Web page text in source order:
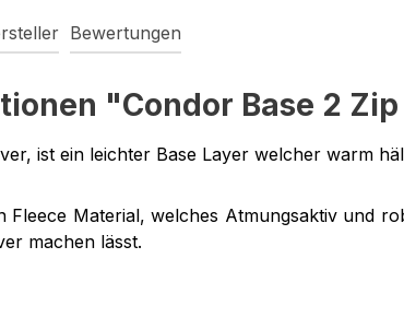
Bewertungen
"Condor Base 2
ist ein leichter Base Layer welcher warm
Fleece Material, welches Atmungsaktiv und
machen lässt.